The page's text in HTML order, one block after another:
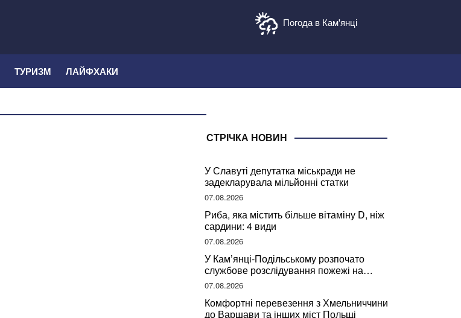
Погода в Кам'янці
ТУРИЗМ ЛАЙФХАКИ
СТРІЧКА НОВИН
У Славуті депутатка міськради не
задекларувала мільйонні статки
07.08.2026
Риба, яка містить більше вітаміну D, ніж
сардини: 4 види
07.08.2026
У Кам’янці-Подільському розпочато
службове розслідування пожежі на
сміттєзвалищі
07.08.2026
Комфортні перевезення з Хмельниччини
до Варшави та інших міст Польщі